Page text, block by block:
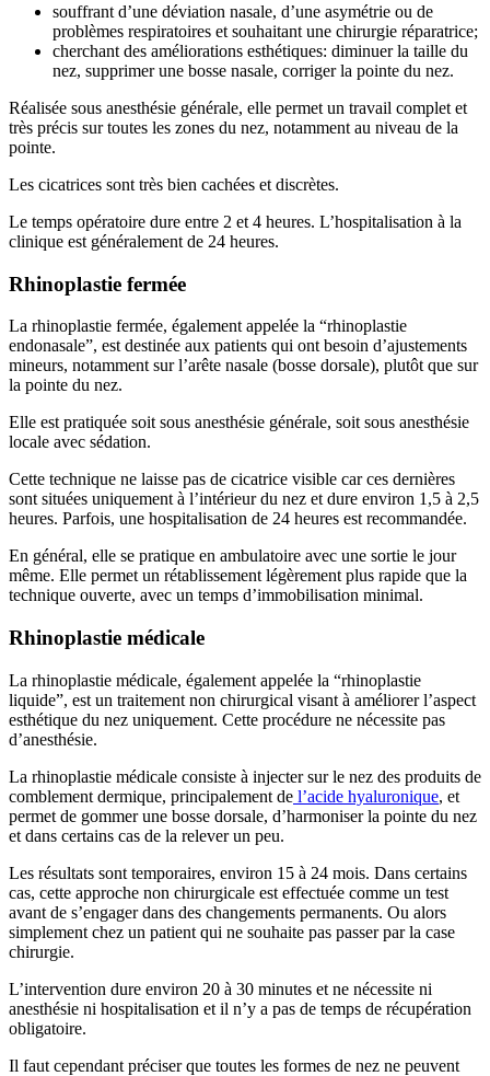
souffrant d’une déviation nasale, d’une asymétrie ou de
problèmes respiratoires et souhaitant une chirurgie réparatrice;
cherchant des améliorations esthétiques: diminuer la taille du
nez, supprimer une bosse nasale, corriger la pointe du nez.
Réalisée sous anesthésie générale, elle permet un travail complet et
très précis sur toutes les zones du nez, notamment au niveau de la
pointe.
Les cicatrices sont très bien cachées et discrètes.
Le temps opératoire dure entre 2 et 4 heures. L’hospitalisation à la
clinique est généralement de 24 heures.
Rhinoplastie fermée
La rhinoplastie fermée, également appelée la “rhinoplastie
endonasale”, est destinée aux patients qui ont besoin d’ajustements
mineurs, notamment sur l’arête nasale (bosse dorsale), plutôt que sur
la pointe du nez.
Elle est pratiquée soit sous anesthésie générale, soit sous anesthésie
locale avec sédation.
Cette technique ne laisse pas de cicatrice visible car ces dernières
sont situées uniquement à l’intérieur du nez et dure environ 1,5 à 2,5
heures. Parfois, une hospitalisation de 24 heures est recommandée.
En général, elle se pratique en ambulatoire avec une sortie le jour
même. Elle permet un rétablissement légèrement plus rapide que la
technique ouverte, avec un temps d’immobilisation minimal.
Rhinoplastie médicale
La rhinoplastie médicale, également appelée la “rhinoplastie
liquide”, est un traitement non chirurgical visant à améliorer l’aspect
esthétique du nez uniquement. Cette procédure ne nécessite pas
d’anesthésie.
La rhinoplastie médicale consiste à injecter sur le nez des produits de
comblement dermique, principalement de l’acide hyaluronique, et
permet de gommer une bosse dorsale, d’harmoniser la pointe du nez
et dans certains cas de la relever un peu.
Les résultats sont temporaires, environ 15 à 24 mois. Dans certains
cas, cette approche non chirurgicale est effectuée comme un test
avant de s’engager dans des changements permanents. Ou alors
simplement chez un patient qui ne souhaite pas passer par la case
chirurgie.
L’intervention dure environ 20 à 30 minutes et ne nécessite ni
anesthésie ni hospitalisation et il n’y a pas de temps de récupération
obligatoire.
Il faut cependant préciser que toutes les formes de nez ne peuvent